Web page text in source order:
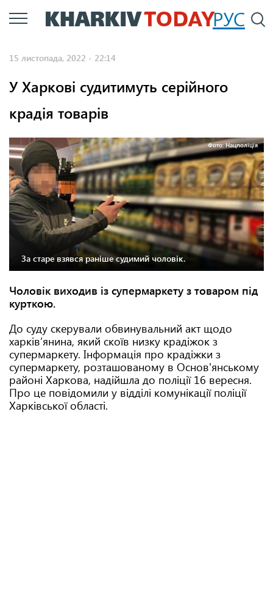
Перейти
до
РУС
15 листопада, 2022 - 22:14
У Харкові судитимуть серійного
крадія товарів
Фото: Нацполіція
За старе взявся раніше судимий чоловік.
Чоловік виходив із супермаркету з товаром під
курткою.
До суду скерували обвинувальний акт щодо
харківʼянина, який скоїв низку крадіжок з
супермаркету. Інформація про крадіжки з
супермаркету, розташованому в Основ'янському
районі Харкова, надійшла до поліції 16 вересня.
Про це повідомили у відділі комунікації поліції
Харківської області.